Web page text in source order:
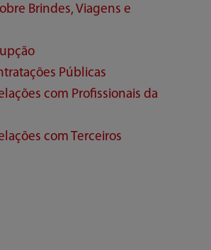
Brindes, Viagens e
Públicas
com Profissionais da
com Terceiros